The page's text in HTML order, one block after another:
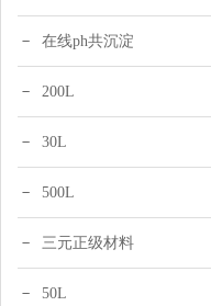
在线ph共沉淀
200L
30L
500L
三元正级材料
50L